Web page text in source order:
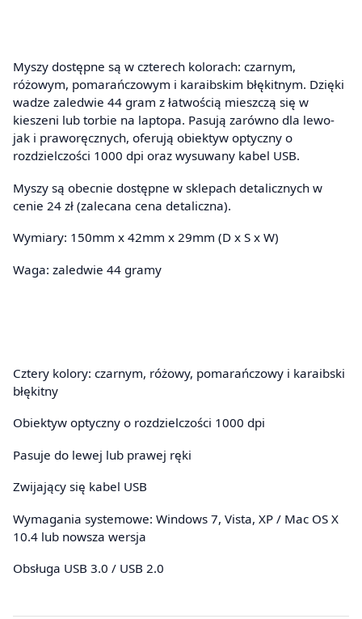
Myszy dostępne są w czterech kolorach: czarnym,
różowym, pomarańczowym i karaibskim błękitnym. Dzięki
wadze zaledwie 44 gram z łatwością mieszczą się w
kieszeni lub torbie na laptopa. Pasują zarówno dla lewo-
jak i praworęcznych, oferują obiektyw optyczny o
rozdzielczości 1000 dpi oraz wysuwany kabel USB.
Myszy są obecnie dostępne w sklepach detalicznych w
cenie 24 zł (zalecana cena detaliczna).
Wymiary: 150mm x 42mm x 29mm (D x S x W)
Waga: zaledwie 44 gramy
Cztery kolory: czarnym, różowy, pomarańczowy i karaibski
błękitny
Obiektyw optyczny o rozdzielczości 1000 dpi
Pasuje do lewej lub prawej ręki
Zwijający się kabel USB
Wymagania systemowe: Windows 7, Vista, XP / Mac OS X
10.4 lub nowsza wersja
Obsługa USB 3.0 / USB 2.0